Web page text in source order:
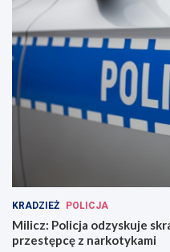
KRADZIEŻ POLICJA
Milicz: Policja odzyskuje
przestępcę z narkotykami